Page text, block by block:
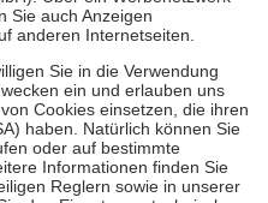
für ihre eigene Gesundheit zu
der Familie zu unterstützen,
vollendeten 18. Lebensjahr
Früherkennung, die von der